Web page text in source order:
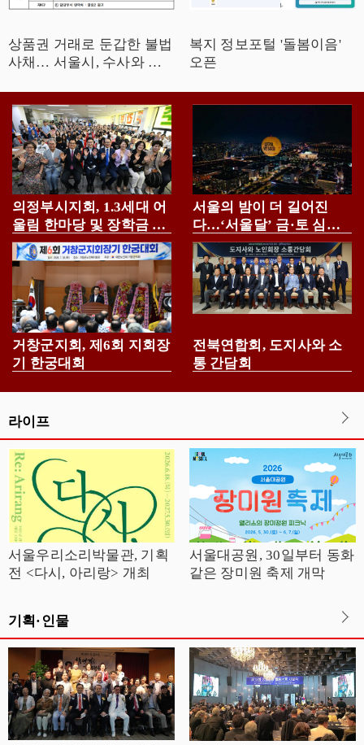
상품권 거래로 둔갑한 불법
사채… 서울시, 수사와 예
복지 정보포털 '돌봄이음'
오픈
의정부시지회, 1.3세대 어
울림 한마당 및 장학금 전
달식 개최
서울의 밤이 더 길어진
다…‘서울달’ 금·토 심야
운영
거창군지회, 제6회 지회장
기 한궁대회
전북연합회, 도지사와 소
통 간담회
라이프
서울우리소리박물관, 기획
전 <다시, 아리랑> 개최
서울대공원, 30일부터 동화
같은 장미원 축제 개막
기획·인물